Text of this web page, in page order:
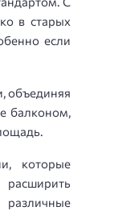
в старых
если
объединяя
балконом,
которые